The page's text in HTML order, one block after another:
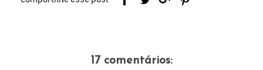
17 comentários: